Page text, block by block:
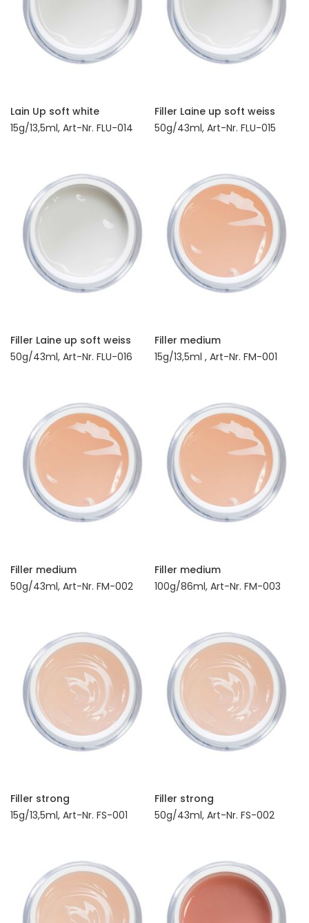
Lain Up soft white
15g/13,5ml, Art-Nr. FLU-014
Filler Laine up soft weiss
50g/43ml, Art-Nr. FLU-015
Filler Laine up soft weiss
50g/43ml, Art-Nr. FLU-016
Filler medium
15g/13,5ml , Art-Nr. FM-001
Filler medium
50g/43ml, Art-Nr. FM-002
Filler medium
100g/86ml, Art-Nr. FM-003
Filler strong
15g/13,5ml, Art-Nr. FS-001
Filler strong
50g/43ml, Art-Nr. FS-002